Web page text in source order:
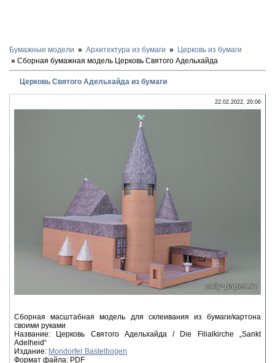
Бумажные модели Архитектура из бумаги
Церковь из бумаги
Сборная бумажная модель Церковь Святого Адельхайда
Церковь Святого Адельхайда из бумаги
22.02.2022, 20:06
Сборная масштабная модель для склеивания из бумаги/картона
своими руками
Название: Церковь Святого Адельхайда / Die Filialkirche „Sankt
Adelheid“
Издание: Mondorfer Bastelbogen
Формат файла: PDF